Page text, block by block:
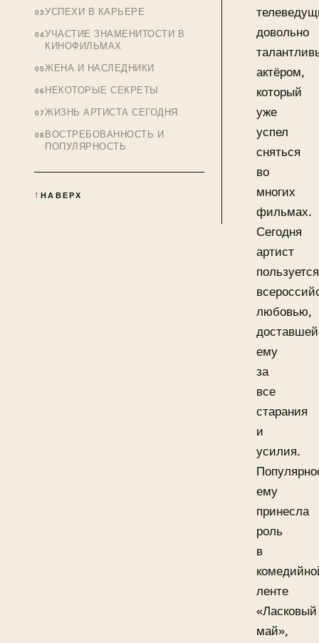
УСПЕХИ В КАРЬЕРЕ
УЧАСТИЕ ЗНАМЕНИТОСТИ В
КИНОФИЛЬМАХ
ЖЕНА И НАСЛЕДНИКИ
НЕКОТОРЫЕ СЕКРЕТЫ
ЖИЗНЬ АРТИСТА СЕГОДНЯ
ВОСТРЕБОВАННОСТЬ И
ПОПУЛЯРНОСТЬ
НАВЕРХ
довольно
актёром,
который
уже
успел
сняться
во
многих
фильмах.
Сегодня
артист
пользуется
любовью,
ему
за
все
старания
и
усилия.
ему
принесла
роль
в
ленте
«Ласковый
май»,